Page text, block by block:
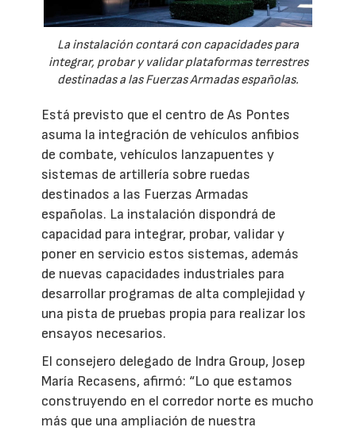
La instalación contará con capacidades para
integrar, probar y validar plataformas terrestres
destinadas a las Fuerzas Armadas españolas.
Está previsto que el centro de As Pontes
asuma la integración de vehículos anfibios
de combate, vehículos lanzapuentes y
sistemas de artillería sobre ruedas
destinados a las Fuerzas Armadas
españolas. La instalación dispondrá de
capacidad para integrar, probar, validar y
poner en servicio estos sistemas, además
de nuevas capacidades industriales para
desarrollar programas de alta complejidad y
una pista de pruebas propia para realizar los
ensayos necesarios.
El consejero delegado de Indra Group, Josep
María Recasens, afirmó: “Lo que estamos
construyendo en el corredor norte es mucho
más que una ampliación de nuestra